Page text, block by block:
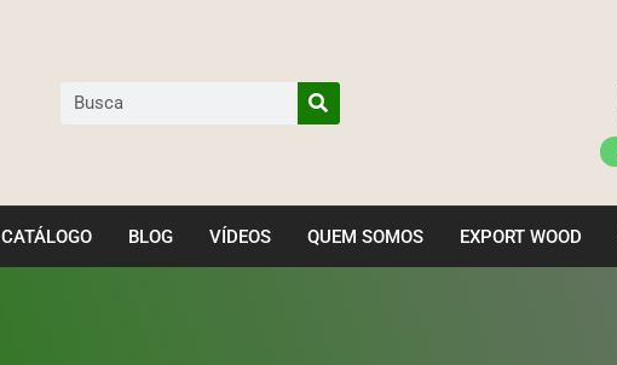
CATÁLOGO BLOG VÍDEOS QUEM SOMOS EXPORT WOOD